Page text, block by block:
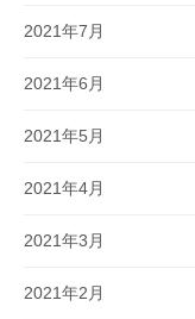
2021年7月
2021年6月
2021年5月
2021年4月
2021年3月
2021年2月